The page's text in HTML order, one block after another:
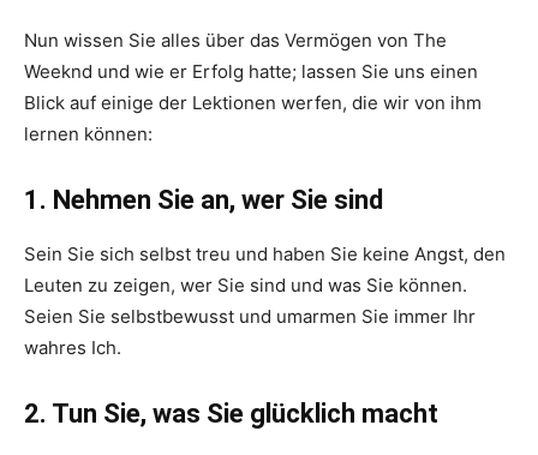
Nun wissen Sie alles über das Vermögen von The
Weeknd und wie er Erfolg hatte; lassen Sie uns einen
Blick auf einige der Lektionen werfen, die wir von ihm
lernen können:
1. Nehmen Sie an, wer Sie sind
Sein Sie sich selbst treu und haben Sie keine Angst, den
Leuten zu zeigen, wer Sie sind und was Sie können.
Seien Sie selbstbewusst und umarmen Sie immer Ihr
wahres Ich.
2. Tun Sie, was Sie glücklich macht